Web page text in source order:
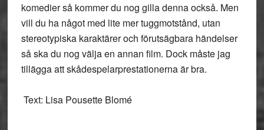
komedier så kommer du nog gilla denna också. Men
vill du ha något med lite mer tuggmotstånd, utan
stereotypiska karaktärer och förutsägbara händelser
så ska du nog välja en annan film. Dock måste jag
tillägga att skådespelarprestationerna är bra.
Text: Lisa Pousette Blomé